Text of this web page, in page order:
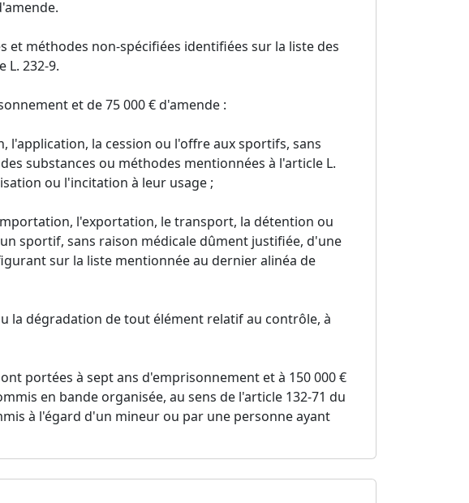
et méthodes non-spécifiées identifiées sur la liste des
L. 232-9.
et de 75 000 € d'amende :
l'application, la cession ou l'offre aux sportifs, sans
substances ou méthodes mentionnées à l'article L.
ou l'incitation à leur usage ;
l'exportation, le transport, la détention ou
sportif, sans raison médicale dûment justifiée, d'une
sur la liste mentionnée au dernier alinéa de
la dégradation de tout élément relatif au contrôle, à
portées à sept ans d'emprisonnement et à 150 000 €
en bande organisée, au sens de l'article 132-71 du
à l'égard d'un mineur ou par une personne ayant